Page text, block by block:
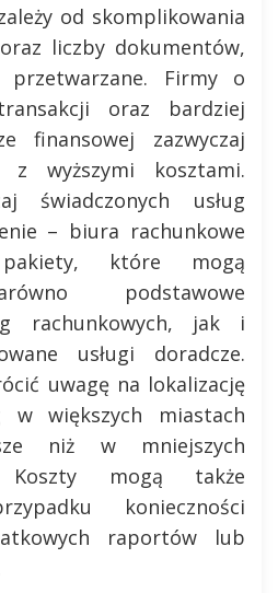
od skomplikowania
liczby dokumentów,
Firmy o
oraz bardziej
finansowej zazwyczaj
wyższymi kosztami.
świadczonych usług
– biura rachunkowe
które mogą
podstawowe
rachunkowych, jak i
usługi doradcze.
uwagę na lokalizację
w większych miastach
niż w mniejszych
Koszty mogą także
konieczności
raportów lub